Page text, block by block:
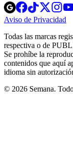
Opens
in
new
Opens
in
new
Opens
in
new
window
new
Aviso de Privacidad
Todas las marcas
respectiva o de
Se prohíbe la
contenidos que aquí
idioma sin
© 2026 Semana.